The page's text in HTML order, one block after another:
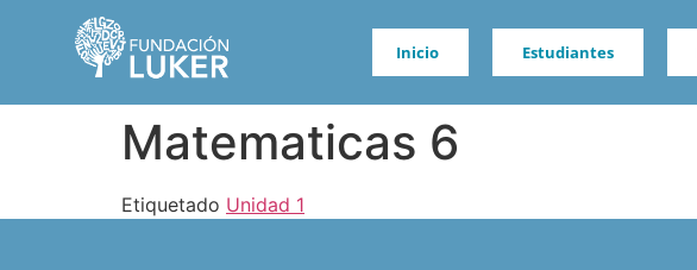
Inicio Estudiantes
Matematicas 6
Etiquetado Unidad 1